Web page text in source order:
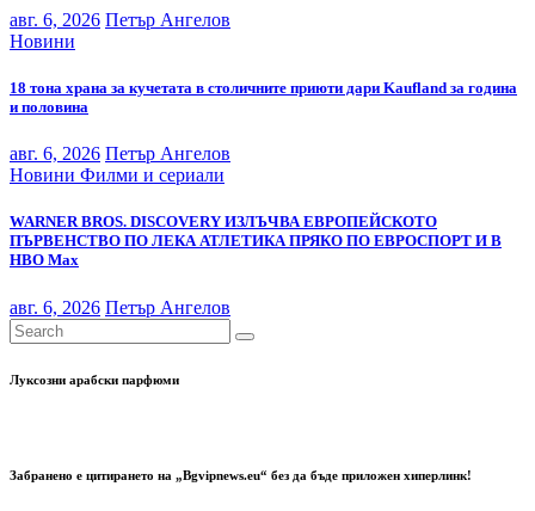
авг. 6, 2026 Петър Ангелов
Новини
18 тона храна за кучетата в столичните приюти дари Kaufland за година
и половина
авг. 6, 2026 Петър Ангелов
Новини Филми и сериали
WARNER BROS. DISCOVERY ИЗЛЪЧВА ЕВРОПЕЙСКОТО
ПЪРВЕНСТВО ПО ЛЕКА АТЛЕТИКА ПРЯКО ПО ЕВРОСПОРТ И В
НВО Мах
авг. 6, 2026 Петър Ангелов
Луксозни арабски парфюми
Забранено е цитирането на „Bgvipnews.eu“ без да бъде приложен хиперлинк!